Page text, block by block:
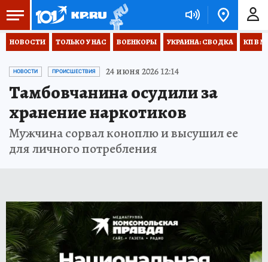
НОВОСТИ ТОЛЬКО У НАС ВОЕНКОРЫ УКРАИНА: СВОДКА КП В
НОВОСТИ ПРОИСШЕСТВИЯ 24 июня 2026 12:14
Тамбовчанина осудили за
хранение наркотиков
Мужчина сорвал коноплю и высушил ее
для личного потребления